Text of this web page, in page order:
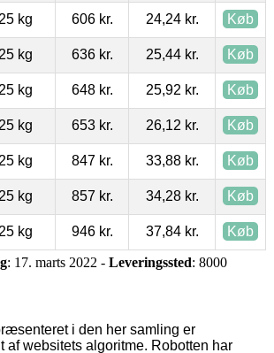
25 kg 606 kr. 24,24 kr. Køb
25 kg 636 kr. 25,44 kr. Køb
25 kg 648 kr. 25,92 kr. Køb
25 kg 653 kr. 26,12 kr. Køb
25 kg 847 kr. 33,88 kr. Køb
25 kg 857 kr. 34,28 kr. Køb
25 kg 946 kr. 37,84 kr. Køb
: 17. marts 2022 - Leveringssted: 8000
i den her samling er
af websitets algoritme. Robotten har